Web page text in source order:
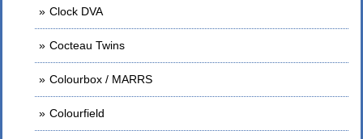
Clock DVA
Cocteau Twins
Colourbox / MARRS
Colourfield